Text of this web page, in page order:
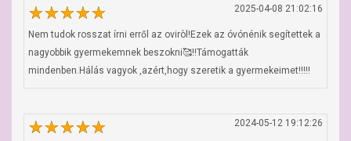
2025-04-08 21:02:16
Nem tudok rosszat írni erről az oviròl!Ezek az óvónénik segítettek a
nagyobbik gyermekemnek beszokni🥰!!Támogatták
mindenben.Hálás vagyok ,azért,hogy szeretik a gyermekeimet!!!!!
2024-05-12 19:12:26